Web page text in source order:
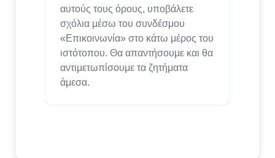
αυτούς τους όρους, υποβάλετε
σχόλια μέσω του συνδέσμου
«Επικοινωνία» στο κάτω μέρος του
ιστότοπου. Θα απαντήσουμε και θα
αντιμετωπίσουμε τα ζητήματα
άμεσα.